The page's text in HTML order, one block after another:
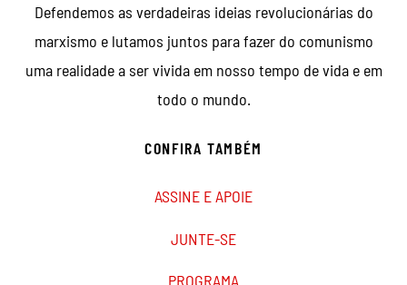
Defendemos as verdadeiras ideias revolucionárias do
marxismo e lutamos juntos para fazer do comunismo
uma realidade a ser vivida em nosso tempo de vida e em
todo o mundo.
CONFIRA TAMBÉM
ASSINE E APOIE
JUNTE-SE
PROGRAMA